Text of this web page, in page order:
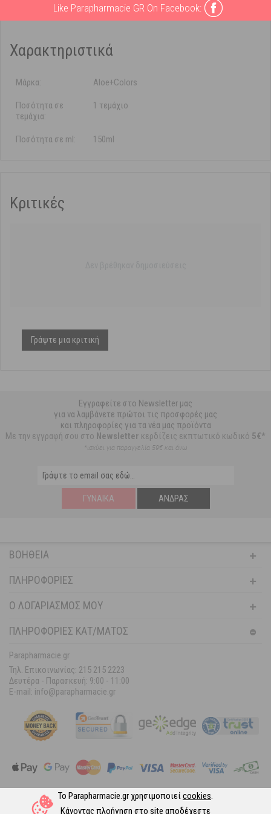
Το Parapharmacie.gr χρησιμοποιείcookies.
Κάνοντας πλοήγηση στο site αποδέχεστε
Χαρακτηριστικά
Μάρκα: Aloe+Colors
Ποσότητα σε
τεμάχια:
1 τεμάχιο
Ποσότητα σε ml: 150ml
Κριτικές
Γράψτε μια κριτική
Εγγραφείτε στο Newsletter μας
για να λαμβάνετε πρώτοι τις προσφορές μας
και πληροφορίες για τα νέα μας προϊόντα
Με την εγγραφή σου στο Newsletter κερδίζεις εκπτωτικό κωδικό 5€*
*ισχύει για παραγγελία 59€ και άνω
ΓΥΝΑΊΚΑ ΆΝΔΡΑΣ
ΒΟΉΘΕΙΑ
ΠΛΗΡΟΦΟΡΊΕΣ
Ο ΛΟΓΑΡΙΑΣΜΌΣ ΜΟΥ
ΠΛΗΡΟΦΟΡΙΕΣ ΚΑΤ/ΜΑΤΟΣ
Parapharmacie.gr
Τηλ. Επικοινωνίας: 215 215 2223
Δευτέρα - Παρασκευή: 9:00 - 11:00
E-mail: info@parapharmacie.gr
Ακολουθήστε μας στα Social Media
Like Parapharmacie GR On Facebook: